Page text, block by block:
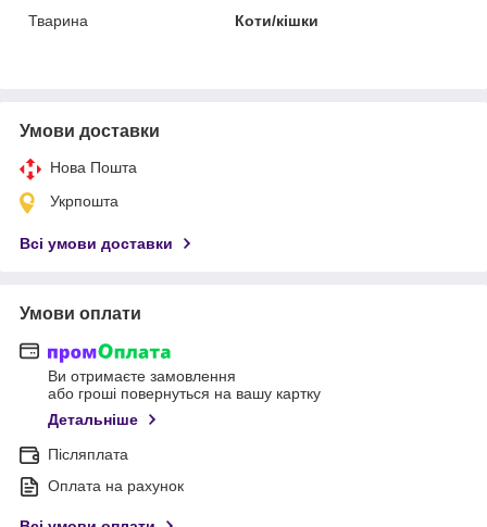
Тварина
Коти/кішки
Умови доставки
Нова Пошта
Укрпошта
Всі умови доставки
Умови оплати
Ви отримаєте замовлення
або гроші повернуться на вашу картку
Детальніше
Післяплата
Оплата на рахунок